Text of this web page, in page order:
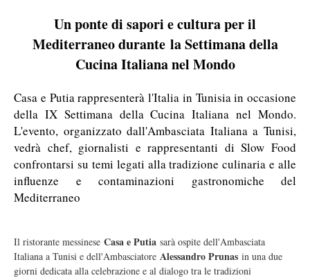
Un ponte di sapori e cultura per il
Mediterraneo durante la Settimana della
Cucina Italiana nel Mondo
Casa e Putia rappresenterà l'Italia in Tunisia in occasione
della IX Settimana della Cucina Italiana nel Mondo.
L'evento, organizzato dall'Ambasciata Italiana a Tunisi,
vedrà chef, giornalisti e rappresentanti di Slow Food
confrontarsi su temi legati alla tradizione culinaria e alle
influenze e contaminazioni gastronomiche del
Mediterraneo
Il ristorante messinese Casa e Putia sarà ospite dell'Ambasciata
Italiana a Tunisi e dell'Ambasciatore Alessandro Prunas in una due
giorni dedicata alla celebrazione e al dialogo tra le tradizioni